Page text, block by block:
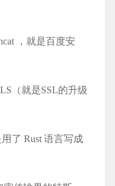
，就是百度安
（就是SSL的升级
了 Rust 语言写成